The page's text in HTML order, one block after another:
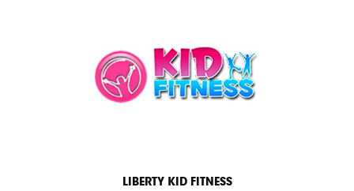
LIBERTY KID FITNESS